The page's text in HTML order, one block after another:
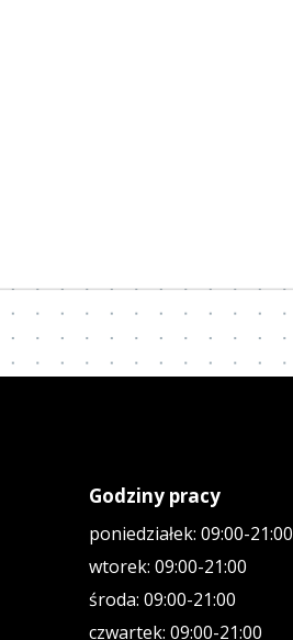
Godziny pracy
poniedziałek: 09:00-21:00
wtorek: 09:00-21:00
środa: 09:00-21:00
czwartek: 09:00-21:00